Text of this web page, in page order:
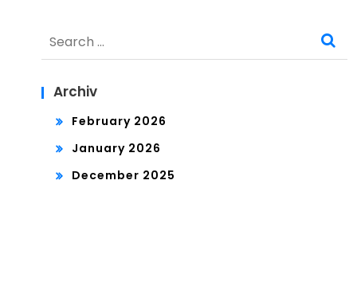
for:
Archiv
February 2026
January 2026
December 2025